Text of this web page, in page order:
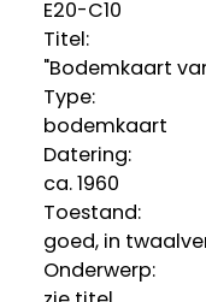
E20-C10
Titel:
"Bodemkaart
Type:
bodemkaart
Datering:
ca. 1960
Toestand:
goed, in
Onderwerp: